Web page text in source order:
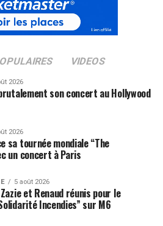
VIDEOS
2026
son concert au Hollywood
2026
sa tournée mondiale “The
un concert à Paris
5 août 2026
et Renaud réunis pour le
Incendies” sur M6